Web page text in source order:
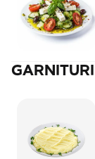
GARNITURI